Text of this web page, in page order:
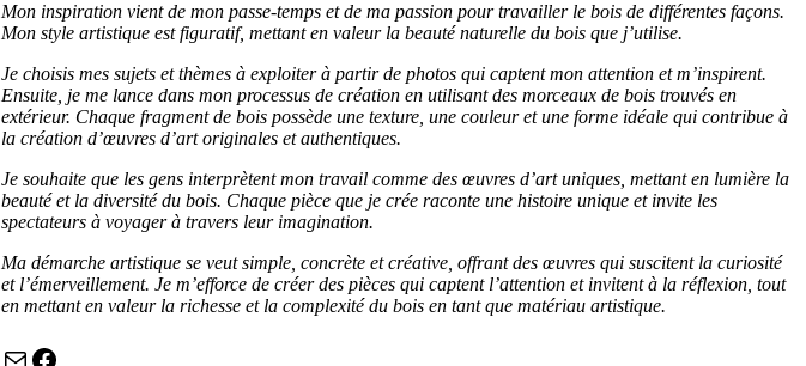
Mon inspiration vient de mon passe-temps et de ma passion pour travailler le bois de différentes façons.
Mon style artistique est figuratif, mettant en valeur la beauté naturelle du bois que j’utilise.
Je choisis mes sujets et thèmes à exploiter à partir de photos qui captent mon attention et m’inspirent.
Ensuite, je me lance dans mon processus de création en utilisant des morceaux de bois trouvés en
extérieur. Chaque fragment de bois possède une texture, une couleur et une forme idéale qui contribue à
la création d’œuvres d’art originales et authentiques.
Je souhaite que les gens interprètent mon travail comme des œuvres d’art uniques, mettant en lumière la
beauté et la diversité du bois. Chaque pièce que je crée raconte une histoire unique et invite les
spectateurs à voyager à travers leur imagination.
Ma démarche artistique se veut simple, concrète et créative, offrant des œuvres qui suscitent la curiosité
et l’émerveillement. Je m’efforce de créer des pièces qui captent l’attention et invitent à la réflexion, tout
en mettant en valeur la richesse et la complexité du bois en tant que matériau artistique.
Courriel Facebook